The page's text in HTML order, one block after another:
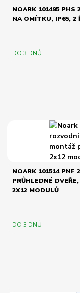
NOARK 101495 PHS
NA OMÍTKU, IP65, 2
DO 3 DNŮ
NOARK 101514 PNF
PRŮHLEDNÉ
2X12 MODULŮ
DO 3 DNŮ